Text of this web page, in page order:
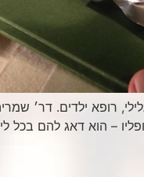
על ידי דר׳ שמריהו גלילי,
– הוא דאג להם